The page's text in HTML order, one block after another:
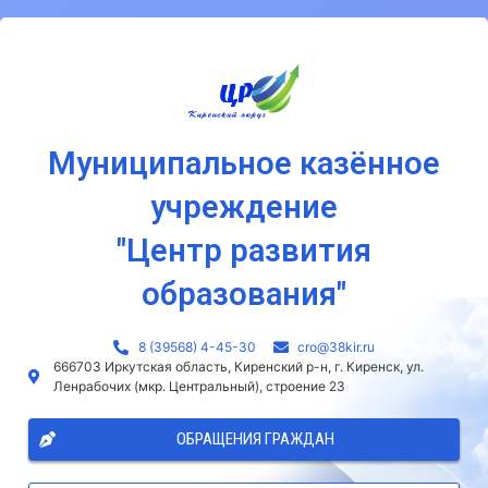
Муниципальное казённое
учреждение
"Центр развития
образования"
8 (39568) 4-45-30
сro@38kir.ru
666703 Иркутская область, Киренский р-н, г. Киренск, ул.
Ленрабочих (мкр. Центральный), строение 23
ОБРАЩЕНИЯ ГРАЖДАН